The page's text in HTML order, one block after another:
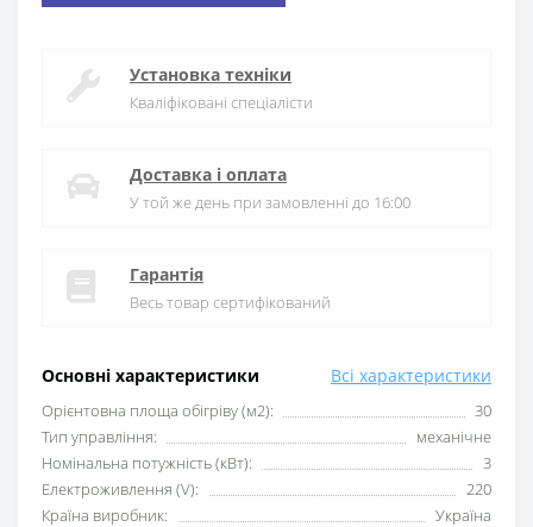
Основні характеристики Всі характеристики
Орієнтовна площа обігріву (м2):
30
Тип управління:
механічне
Номінальна потужність (кВт):
3
Електроживлення (V):
220
Країна виробник:
Україна
Установка техніки
Кваліфіковані спеціалісти
Доставка і оплата
У той же день при замовленні до 16:00
Гарантія
Весь товар сертифікований